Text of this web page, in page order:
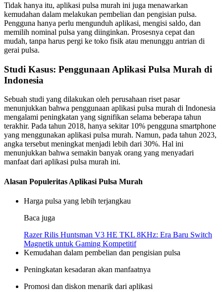
Tidak hanya itu, aplikasi pulsa murah ini juga menawarkan
kemudahan dalam melakukan pembelian dan pengisian pulsa.
Pengguna hanya perlu mengunduh aplikasi, mengisi saldo, dan
memilih nominal pulsa yang diinginkan. Prosesnya cepat dan
mudah, tanpa harus pergi ke toko fisik atau menunggu antrian di
gerai pulsa.
Studi Kasus: Penggunaan Aplikasi Pulsa Murah di
Indonesia
Sebuah studi yang dilakukan oleh perusahaan riset pasar
menunjukkan bahwa penggunaan aplikasi pulsa murah di Indonesia
mengalami peningkatan yang signifikan selama beberapa tahun
terakhir. Pada tahun 2018, hanya sekitar 10% pengguna smartphone
yang menggunakan aplikasi pulsa murah. Namun, pada tahun 2023,
angka tersebut meningkat menjadi lebih dari 30%. Hal ini
menunjukkan bahwa semakin banyak orang yang menyadari
manfaat dari aplikasi pulsa murah ini.
Alasan Populeritas Aplikasi Pulsa Murah
Harga pulsa yang lebih terjangkau
Baca juga
Razer Rilis Huntsman V3 HE TKL 8KHz: Era Baru Switch
Magnetik untuk Gaming Kompetitif
Kemudahan dalam pembelian dan pengisian pulsa
Peningkatan kesadaran akan manfaatnya
Promosi dan diskon menarik dari aplikasi